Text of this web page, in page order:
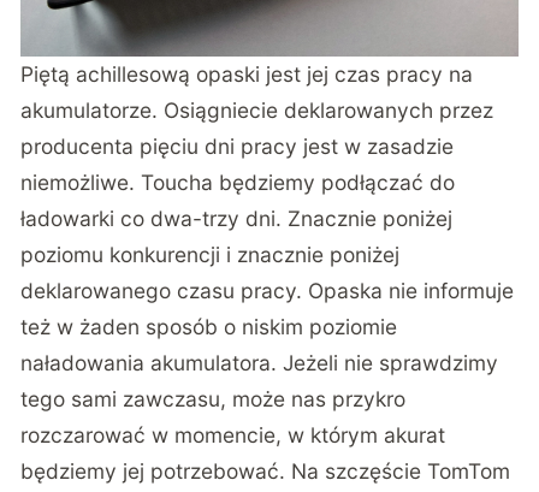
Piętą achillesową opaski jest jej czas pracy na
akumulatorze. Osiągniecie deklarowanych przez
producenta pięciu dni pracy jest w zasadzie
niemożliwe. Toucha będziemy podłączać do
ładowarki co dwa-trzy dni. Znacznie poniżej
poziomu konkurencji i znacznie poniżej
deklarowanego czasu pracy. Opaska nie informuje
też w żaden sposób o niskim poziomie
naładowania akumulatora. Jeżeli nie sprawdzimy
tego sami zawczasu, może nas przykro
rozczarować w momencie, w którym akurat
będziemy jej potrzebować. Na szczęście TomTom